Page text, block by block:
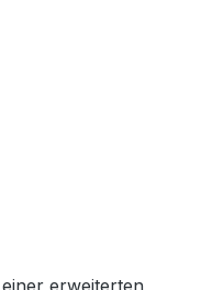
erweiterten